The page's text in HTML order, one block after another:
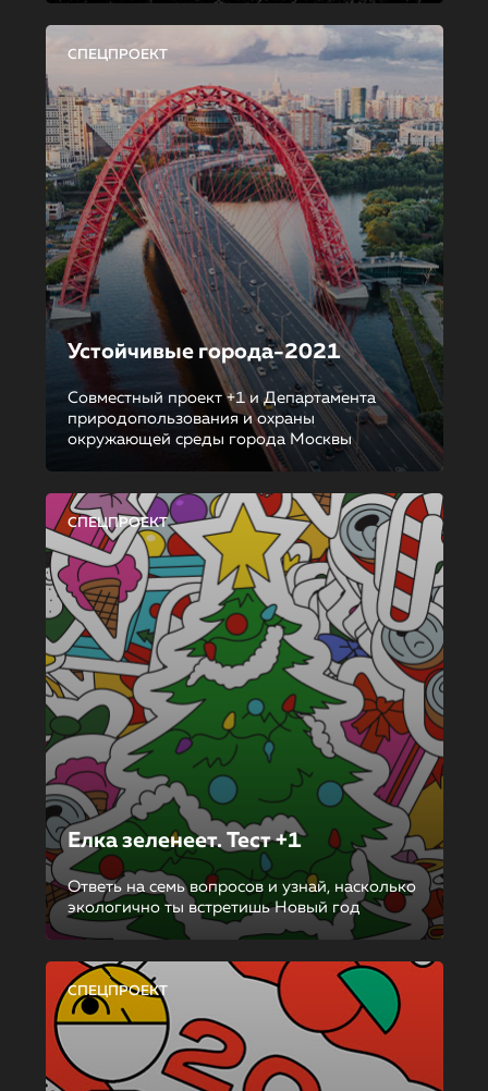
СПЕЦПРОЕКТ
Устойчивые города-2021
Совместный проект +1 и Департамента
природопользования и охраны
окружающей среды города Москвы
СПЕЦПРОЕКТ
Елка зеленеет. Тест +1
Ответь на семь вопросов и узнай, насколько
экологично ты встретишь Новый год
СПЕЦПРОЕКТ